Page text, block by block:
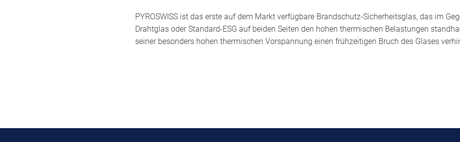
PYROSWISS ist das erste auf dem Markt verfügbare Brandschutz-Sicherheitsglas, das im
Drahtglas oder Standard-ESG auf beiden Seiten den hohen thermischen Belastungen
seiner besonders hohen thermischen Vorspannung einen frühzeitigen Bruch des Glases